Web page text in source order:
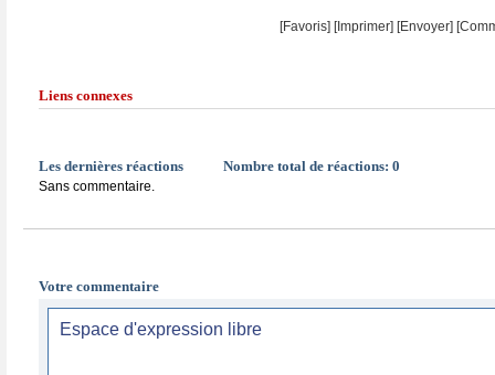
[Favoris] [Imprimer] [Envoyer]
Liens connexes
Les dernières réactions Nombre total de réactions: 0
Sans commentaire.
Votre commentaire